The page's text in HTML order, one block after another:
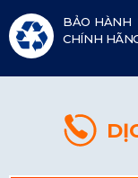
BẢO HÀNH
CHÍNH